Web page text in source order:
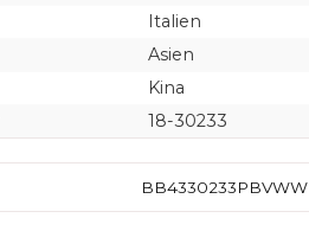
Italien
Asien
Kina
18-30233
BB4330233PBVWW